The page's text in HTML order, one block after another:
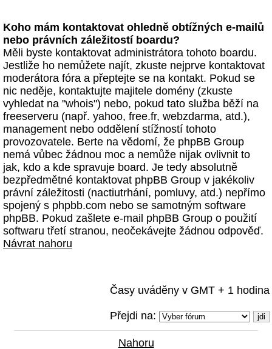
Koho mám kontaktovat ohledně obtížných e-mailů
nebo právních záležitostí boardu?
Měli byste kontaktovat administrátora tohoto boardu.
Jestliže ho nemůžete najít, zkuste nejprve kontaktovat
moderátora fóra a přeptejte se na kontakt. Pokud se
nic neděje, kontaktujte majitele domény (zkuste
vyhledat na "whois") nebo, pokud tato služba běží na
freeserveru (např. yahoo, free.fr, webzdarma, atd.),
management nebo oddělení stížností tohoto
provozovatele. Berte na vědomí, že phpBB Group
nemá vůbec žádnou moc a nemůže nijak ovlivnit to
jak, kdo a kde spravuje board. Je tedy absolutně
bezpředmětné kontaktovat phpBB Group v jakékoliv
právní záležitosti (nactiutrhání, pomluvy, atd.) nepřímo
spojený s phpbb.com nebo se samotným software
phpBB. Pokud zašlete e-mail phpBB Group o použití
softwaru třetí stranou, neočekávejte žádnou odpověď.
Návrat nahoru
Časy uváděny v GMT + 1 hodina
Přejdi na:
Nahoru